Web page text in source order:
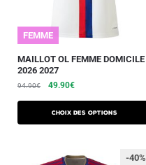
FEMME
MAILLOT OL FEMME DOMICILE
2026 2027
94.90€ 49.90€
Choix des options
-40%